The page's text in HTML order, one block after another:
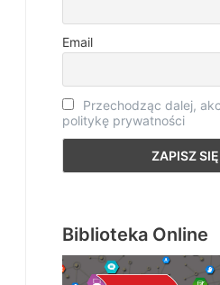
Email
Przechodząc dalej,
politykę prywatności
Biblioteka Online